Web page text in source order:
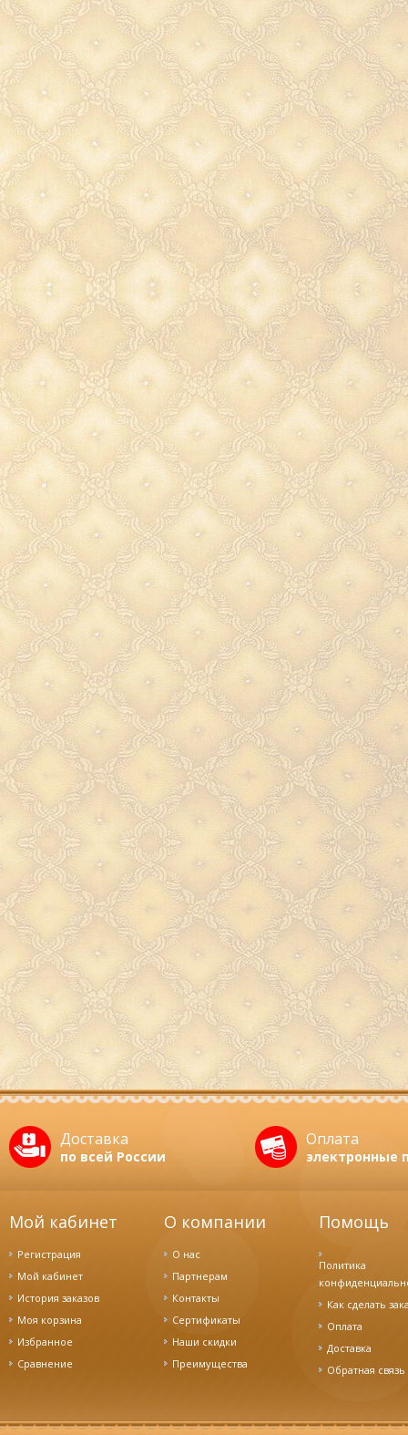
Доставка
по всей России
Оплата
электронные
Мой кабинет
Регистрация
Мой кабинет
История заказов
Моя корзина
Избранное
Cравнение
О компании
О нас
Партнерам
Контакты
Сертификаты
Наши скидки
Преимущества
Помощь
Политика
Как сделать
Оплата
Доставка
Обратная связь